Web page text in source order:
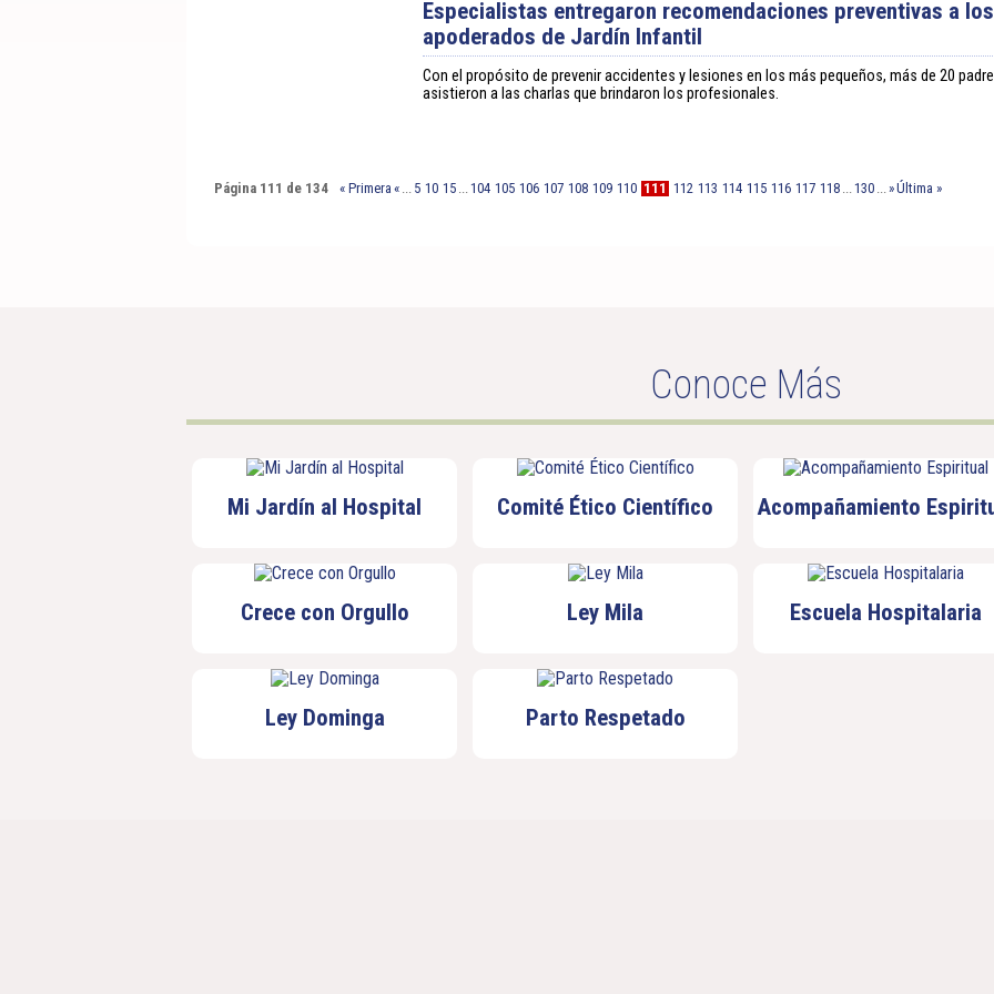
Especialistas entregaron recomendaciones preventivas a los
apoderados de Jardín Infantil
Con el propósito de prevenir accidentes y lesiones en los más pequeños, más de 20
asistieron a las charlas que brindaron los profesionales.
Página 111 de 134 « Primera « ... 5 10 15 ...104 105 106 107 108 109 110 111 112 113 114 115 116 117 118 ...130 ...»Última »
Conoce Más
Mi Jardín al Hospital Comité Ético Científico Acompañamiento
Crece con Orgullo Ley Mila Escuela Hospitalaria
Ley Dominga Parto Respetado